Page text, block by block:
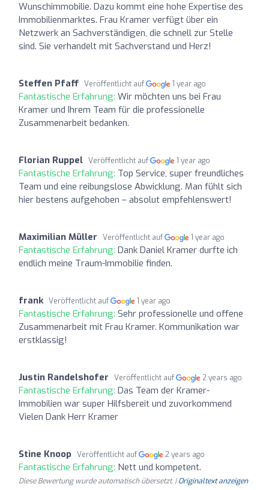
Wunschimmobilie. Dazu kommt eine hohe Expertise des
Immobilienmarktes. Frau Kramer verfügt über ein
Netzwerk an Sachverständigen, die schnell zur Stelle
sind. Sie verhandelt mit Sachverstand und Herz!
Steffen Pfaff Veröffentlicht auf 1 year ago
Fantastische Erfahrung: Wir möchten uns bei Frau
Kramer und Ihrem Team für die professionelle
Zusammenarbeit bedanken.
Florian Ruppel Veröffentlicht auf 1 year ago
Fantastische Erfahrung: Top Service, super freundliches
Team und eine reibungslose Abwicklung. Man fühlt sich
hier bestens aufgehoben – absolut empfehlenswert!
Maximilian Müller Veröffentlicht auf 1 year ago
Fantastische Erfahrung: Dank Daniel Kramer durfte ich
endlich meine Traum-Immobilie finden.
frank Veröffentlicht auf 1 year ago
Fantastische Erfahrung: Sehr professionelle und offene
Zusammenarbeit mit Frau Kramer. Kommunikation war
erstklassig!
Justin Randelshofer Veröffentlicht auf 2 years ago
Fantastische Erfahrung: Das Team der Kramer-
Immobilien war super Hilfsbereit und zuvorkommend
Vielen Dank Herr Kramer
Stine Knoop Veröffentlicht auf 2 years ago
Fantastische Erfahrung: Nett und kompetent.
Diese Bewertung wurde automatisch übersetzt. |Originaltext anzeigen